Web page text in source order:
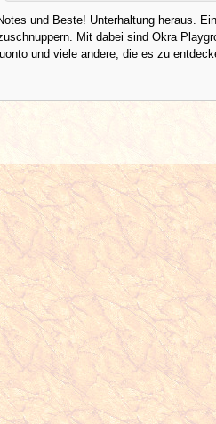
und Beste! Unterhaltung heraus.
Mit dabei sind Okra
und viele andere, die es zu